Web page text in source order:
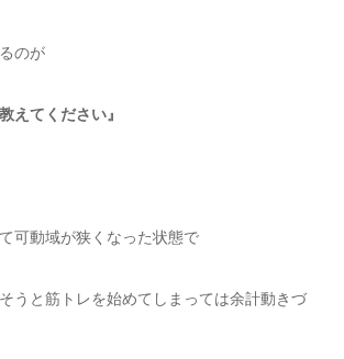
のが
えてください』
可動域が狭くなった状態で
うと筋トレを始めてしまっては余計動きづ